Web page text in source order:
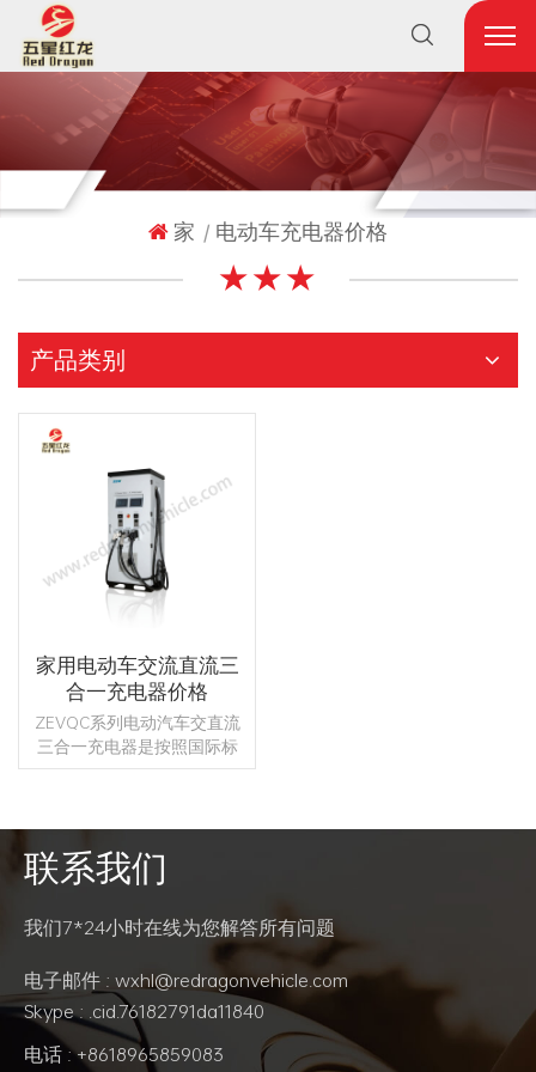
家 | 电动车充电器价格
★ ★ ★
产品类别
家用电动车交流直流三
合一充电器价格
ZEVQC系列电动汽车交直流
三合一充电器是按照国际标
准1EC61851和1EC62196开发
于大型公交车停车场、高速
公路服务区、繁忙的市区
等。
阅读更多
联系我们
我们7*24小时在线为您解答所有问题
电子邮件 : wxhl@redragonvehicle.com
Skype : .cid.76182791da11840
电话 : +8618965859083